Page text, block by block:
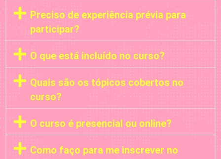
Preciso de experiência prévia para
participar?
O que está incluído no curso?
Quais são os tópicos cobertos no
curso?
O curso é presencial ou online?
Como faço para me inscrever no